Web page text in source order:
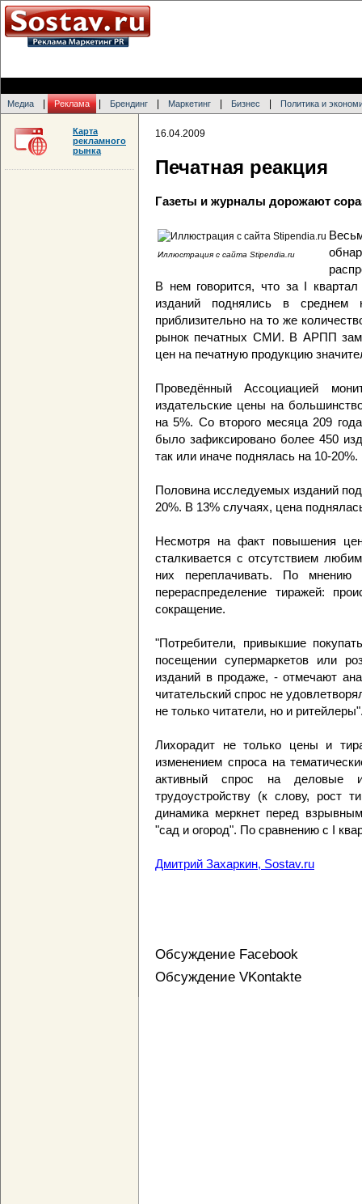
Медиа Реклама Брендинг Маркетинг Бизнес Политика и
16.04.2009
Печатная реакция
Газеты и журналы дорожают
Иллюстрация с сайта Stipendia.ru
В нем говорится, что за I
изданий поднялись в
приблизительно на то же
рынок печатных СМИ. В АРПП
цен на печатную продукцию
Проведённый Ассоциацией
издательские цены на
на 5%. Со второго месяца 209
было зафиксировано более 450
так или иначе поднялась на 10-20%.
Половина исследуемых изданий
20%. В 13% случаях, цена
Несмотря на факт повышения
сталкивается с отсутствием
них переплачивать. По мнению
перераспределение тиражей:
сокращение.
"Потребители, привыкшие
посещении супермаркетов или
изданий в продаже, - отмечают
читательский спрос не
не только читатели, но и
Лихорадит не только цены и
изменением спроса на
активный спрос на деловые
трудоустройству (к слову, рост
динамика меркнет перед
"сад и огород". По сравнению с I
Дмитрий Захаркин, Sostav.ru
Обсуждение Facebook
Обсуждение VKontakte
Карта
рекламного
рынка